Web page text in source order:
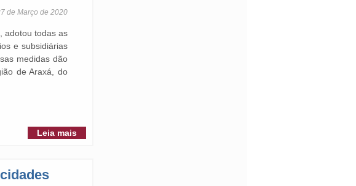
de Março de 2020
adotou todas as
e subsidiárias
medidas dão
de Araxá, do
Leia mais